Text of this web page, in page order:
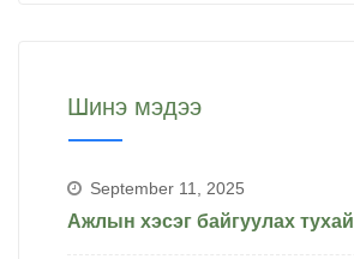
Шинэ мэдээ
September 11, 2025
Ажлын хэсэг байгуулах тухай